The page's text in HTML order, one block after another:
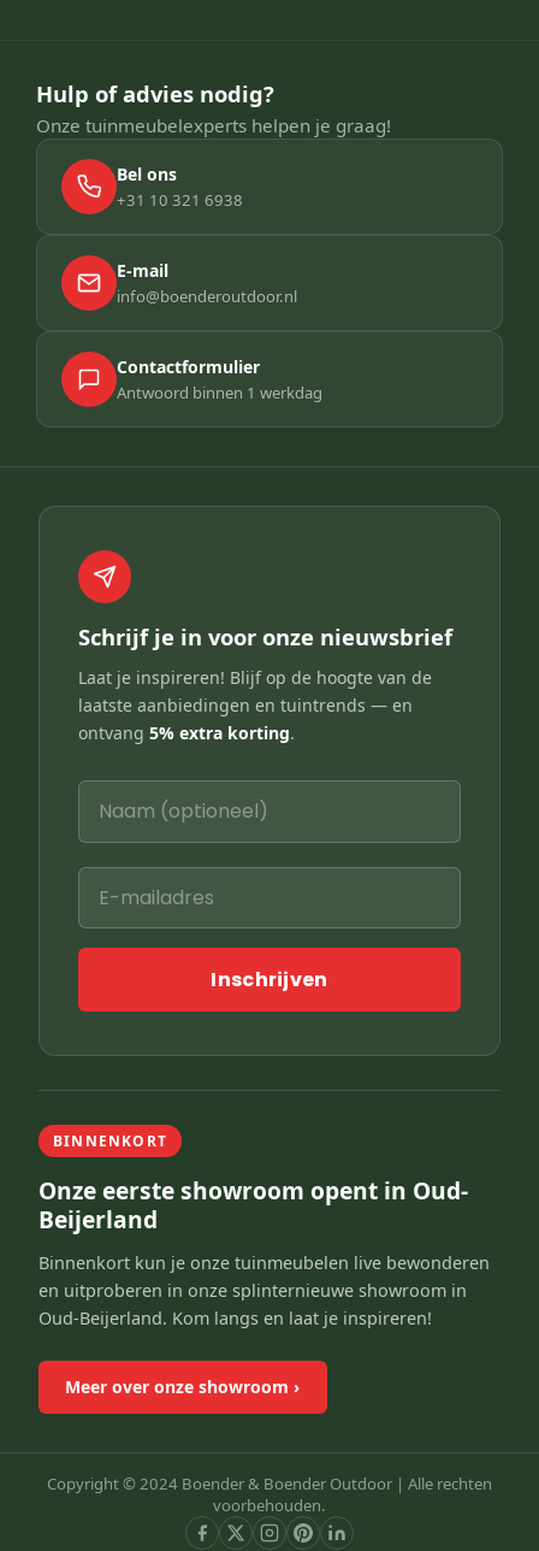
Hulp of advies nodig?
Onze tuinmeubelexperts helpen je graag!
Bel ons
+31 10 321 6938
E-mail
info@boenderoutdoor.nl
Contactformulier
Antwoord binnen 1 werkdag
Schrijf je in voor onze nieuwsbrief
Laat je inspireren! Blijf op de hoogte van de
laatste aanbiedingen en tuintrends — en
ontvang 5% extra korting.
Inschrijven
BINNENKORT
Onze eerste showroom opent in Oud-
Beijerland
Binnenkort kun je onze tuinmeubelen live bewonderen
en uitproberen in onze splinternieuwe showroom in
Oud-Beijerland. Kom langs en laat je inspireren!
Meer over onze showroom ›
Copyright © 2024 Boender & Boender Outdoor | Alle rechten
voorbehouden.